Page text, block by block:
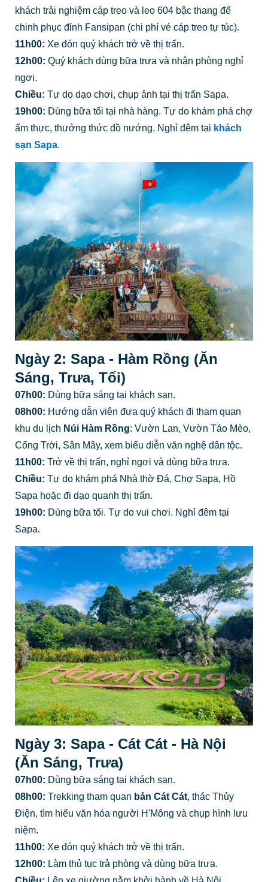
khách trải nghiệm cáp treo và leo 604 bậc thang để
chinh phục đỉnh Fansipan (chi phí vé cáp treo tự túc).
11h00: Xe đón quý khách trở về thị trấn.
12h00: Quý khách dùng bữa trưa và nhận phòng nghỉ
ngơi.
Chiều: Tự do dạo chơi, chụp ảnh tại thị trấn Sapa.
19h00: Dùng bữa tối tại nhà hàng. Tự do khám phá chợ
ẩm thực, thưởng thức đồ nướng. Nghỉ đêm tại khách
sạn Sapa.
Ngày 2: Sapa - Hàm Rồng (Ăn
Sáng, Trưa, Tối)
07h00: Dùng bữa sáng tại khách sạn.
08h00: Hướng dẫn viên đưa quý khách đi tham quan
khu du lịch Núi Hàm Rồng: Vườn Lan, Vườn Táo Mèo,
Cổng Trời, Sân Mây, xem biểu diễn văn nghệ dân tộc.
11h00: Trở về thị trấn, nghỉ ngơi và dùng bữa trưa.
Chiều: Tự do khám phá Nhà thờ Đá, Chợ Sapa, Hồ
Sapa hoặc đi dạo quanh thị trấn.
19h00: Dùng bữa tối. Tự do vui chơi. Nghỉ đêm tại
Sapa.
Ngày 3: Sapa - Cát Cát - Hà Nội
(Ăn Sáng, Trưa)
07h00: Dùng bữa sáng tại khách sạn.
08h00: Trekking tham quan bản Cát Cát, thác Thủy
Điện, tìm hiểu văn hóa người H'Mông và chụp hình lưu
niệm.
11h00: Xe đón quý khách trở về thị trấn.
12h00: Làm thủ tục trả phòng và dùng bữa trưa.